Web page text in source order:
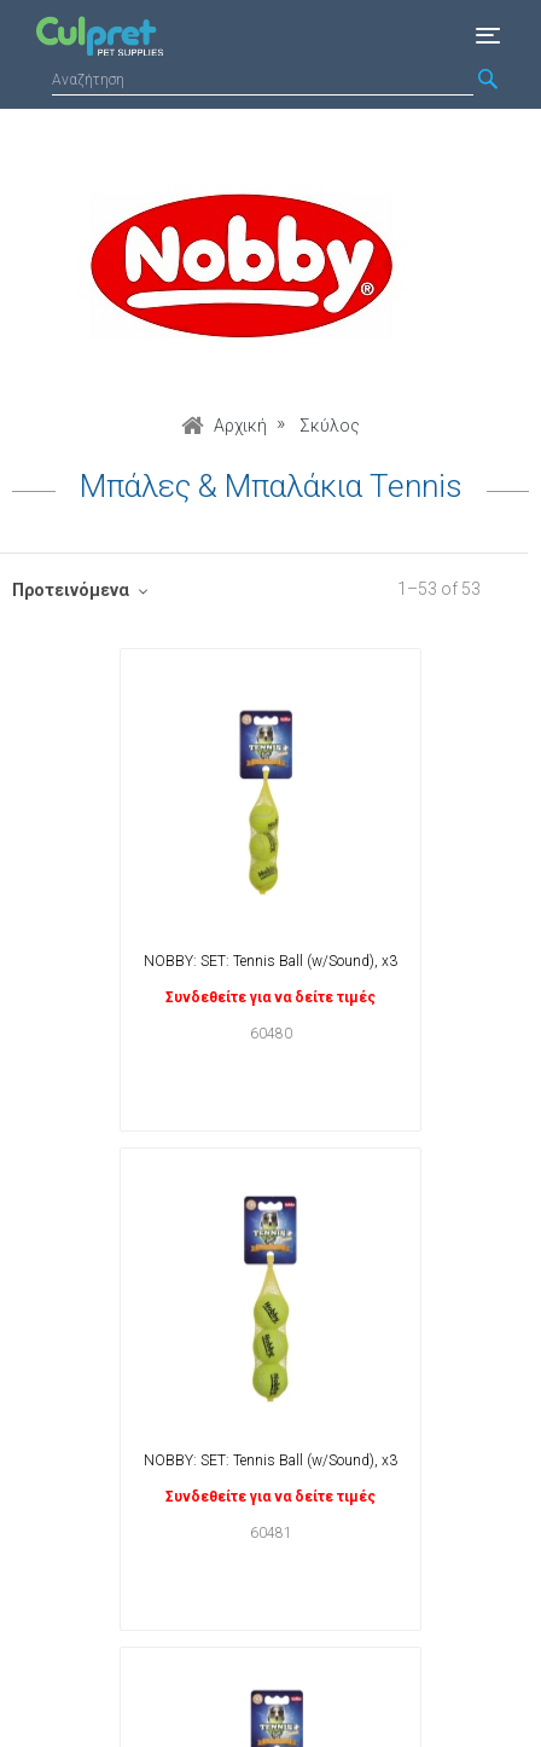
Αρχική Σκύλος
Μπάλες & Μπαλάκια Tennis
1 –53 of 53
Προτεινόμενα
NOBBY: SET: Tennis Ball (w/Sound), x3
Συνδεθείτε για να δείτε τιμές
60480
NOBBY: SET: Tennis Ball (w/Sound), x3
Συνδεθείτε για να δείτε τιμές
60481